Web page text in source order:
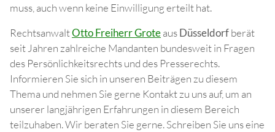
muss, auch wenn keine Einwilligung erteilt hat.
RechtsanwaltOtto Freiherr GroteausDüsseldorfberät
seit Jahren zahlreiche Mandanten bundesweit in Fragen
des Persönlichkeitsrechts und des Presserechts.
Informieren Sie sich in unseren Beiträgen zu diesem
Thema und nehmen Sie gerne Kontakt zu uns auf, um an
unserer langjährigen Erfahrungen in diesem Bereich
teilzuhaben. Wir beraten Sie gerne. Schreiben Sie uns eine